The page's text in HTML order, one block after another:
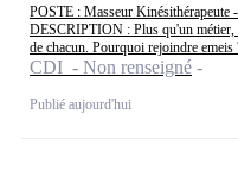
POSTE : Masseur Kinésithérapeute
DESCRIPTION : Plus qu'un métier,
de chacun. Pourquoi rejoindre emeis
CDI - Non renseigné
Publié aujourd'hui